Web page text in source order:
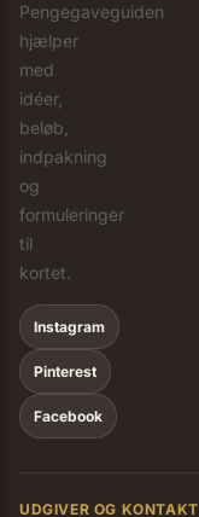
Pengegaveguiden
hjælper
med
idéer,
beløb,
indpakning
og
formuleringer
til
kortet.
Instagram
Pinterest
Facebook
UDGIVER OG KONTAKT